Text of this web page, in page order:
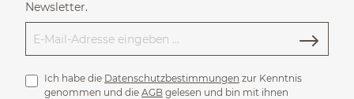
Newsletter.
Ich habe die Datenschutzbestimmungen zur Kenntnis
genommen und die AGB gelesen und bin mit ihnen